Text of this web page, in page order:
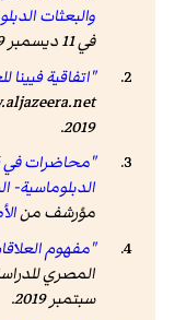
والبعثات
في 11 ديسمبر 2019.
"اتفاقية فيينا
2019
.
"محاضرات في
الدبلوماسية-
مؤرشف من
"مفهوم
المصري
سبتمبر 2019
.